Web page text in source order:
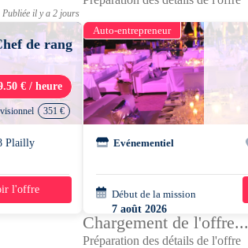
Publiée il y a 2 jours
de rang
€ / heure
351 €
Plailly
l'offre
Auto-entrepreneur
Evénementiel
Début de la mission
7 août 2026
07h30 - 13h30
Chargement de l'offre...
Préparation des détails de l'offre